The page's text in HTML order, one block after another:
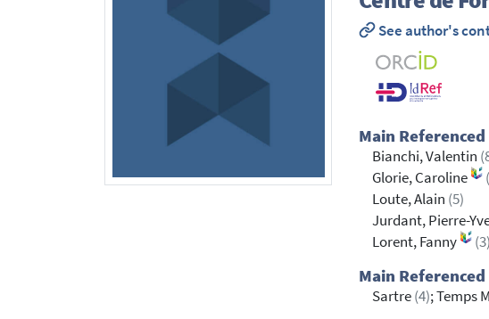
See author's
Main
Bianchi, Valentin
Glorie, Caroline
Loute, Alain (5)
Jurdant, Pierre-
Lorent, Fanny
(3)
Main
Sartre(4); Temps